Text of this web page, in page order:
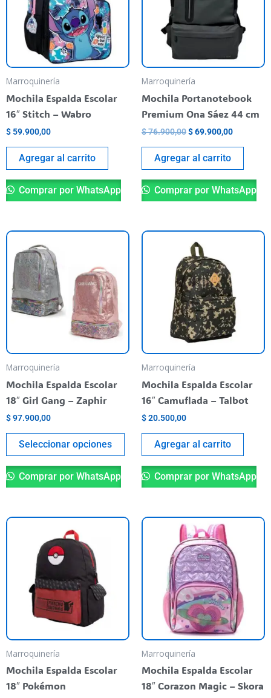
Marroquinería
Mochila Espalda Escolar
16″ Stitch – Wabro
$ 59.900,00
Agregar al carrito
Comprar por WhatsApp
Marroquinería
Mochila Portanotebook
Premium Ona Sáez 44 cm
$76.900,00$69.900,00
Agregar al carrito
Comprar por WhatsApp
Marroquinería
Mochila Espalda Escolar
18″ Girl Gang – Zaphir
$97.900,00
Seleccionar opciones
Este
se
pueden
elegir
producto
Comprar por WhatsApp
Marroquinería
Mochila Espalda Escolar
16″ Camuflada – Talbot
$20.500,00
Agregar al carrito
Comprar por WhatsApp
Marroquinería
Mochila Espalda Escolar
18″ Pokémon
Marroquinería
Mochila Espalda Escolar
18″ Corazon Magic – Skora